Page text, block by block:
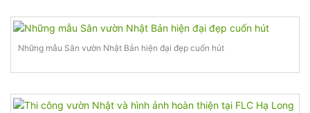
Những mẫu Sân vườn Nhật Bản hiện đại đẹp cuốn hút